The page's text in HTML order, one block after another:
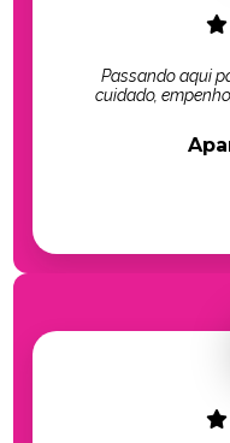
Passando aqui
cuidado,